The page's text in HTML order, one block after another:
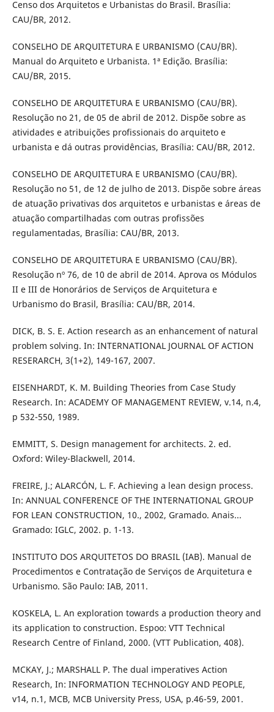
Censo dos Arquitetos e Urbanistas do Brasil. Brasília:
CAU/BR, 2012.
CONSELHO DE ARQUITETURA E URBANISMO (CAU/BR).
Manual do Arquiteto e Urbanista. 1ª Edição. Brasília:
CAU/BR, 2015.
CONSELHO DE ARQUITETURA E URBANISMO (CAU/BR).
Resolução no 21, de 05 de abril de 2012. Dispõe sobre as
atividades e atribuições profissionais do arquiteto e
urbanista e dá outras providências, Brasília: CAU/BR, 2012.
CONSELHO DE ARQUITETURA E URBANISMO (CAU/BR).
Resolução no 51, de 12 de julho de 2013. Dispõe sobre áreas
de atuação privativas dos arquitetos e urbanistas e áreas de
atuação compartilhadas com outras profissões
regulamentadas, Brasília: CAU/BR, 2013.
CONSELHO DE ARQUITETURA E URBANISMO (CAU/BR).
Resolução nº 76, de 10 de abril de 2014. Aprova os Módulos
II e III de Honorários de Serviços de Arquitetura e
Urbanismo do Brasil, Brasília: CAU/BR, 2014.
DICK, B. S. E. Action research as an enhancement of natural
problem solving. In: INTERNATIONAL JOURNAL OF ACTION
RESERARCH, 3(1+2), 149-167, 2007.
EISENHARDT, K. M. Building Theories from Case Study
Research. In: ACADEMY OF MANAGEMENT REVIEW, v.14, n.4,
p 532-550, 1989.
EMMITT, S. Design management for architects. 2. ed.
Oxford: Wiley-Blackwell, 2014.
FREIRE, J.; ALARCÓN, L. F. Achieving a lean design process.
In: ANNUAL CONFERENCE OF THE INTERNATIONAL GROUP
FOR LEAN CONSTRUCTION, 10., 2002, Gramado. Anais...
Gramado: IGLC, 2002. p. 1-13.
INSTITUTO DOS ARQUITETOS DO BRASIL (IAB). Manual de
Procedimentos e Contratação de Serviços de Arquitetura e
Urbanismo. São Paulo: IAB, 2011.
KOSKELA, L. An exploration towards a production theory and
its application to construction. Espoo: VTT Technical
Research Centre of Finland, 2000. (VTT Publication, 408).
MCKAY, J.; MARSHALL P. The dual imperatives Action
Research, In: INFORMATION TECHNOLOGY AND PEOPLE,
v14, n.1, MCB, MCB University Press, USA, p.46-59, 2001.